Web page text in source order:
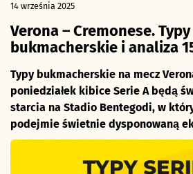
14 września 2025
Verona – Cremonese. Typy
bukmacherskie i analiza
Typy bukmacherskie na mecz
poniedziałek kibice Serie A będą
starcia na Stadio Bentegodi, w
podejmie świetnie dysponowaną